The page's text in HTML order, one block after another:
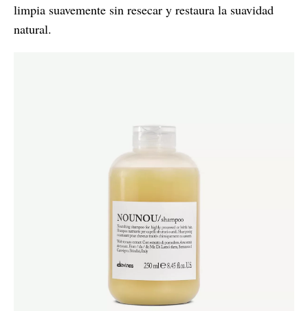
limpia suavemente sin resecar y restaura la suavidad
natural.